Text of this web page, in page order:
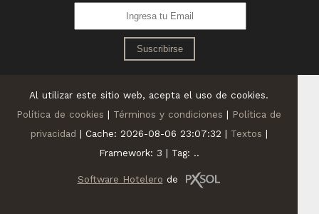
Suscribirse
Al utilizar este sitio web, acepta el uso de cookies.
Política de cookies | Términos y condiciones | Política de
privacidad | Cache: 2026-08-06 23:07:32 | Textos |
Framework: 3 | Tag: ..
Software Hotelero de